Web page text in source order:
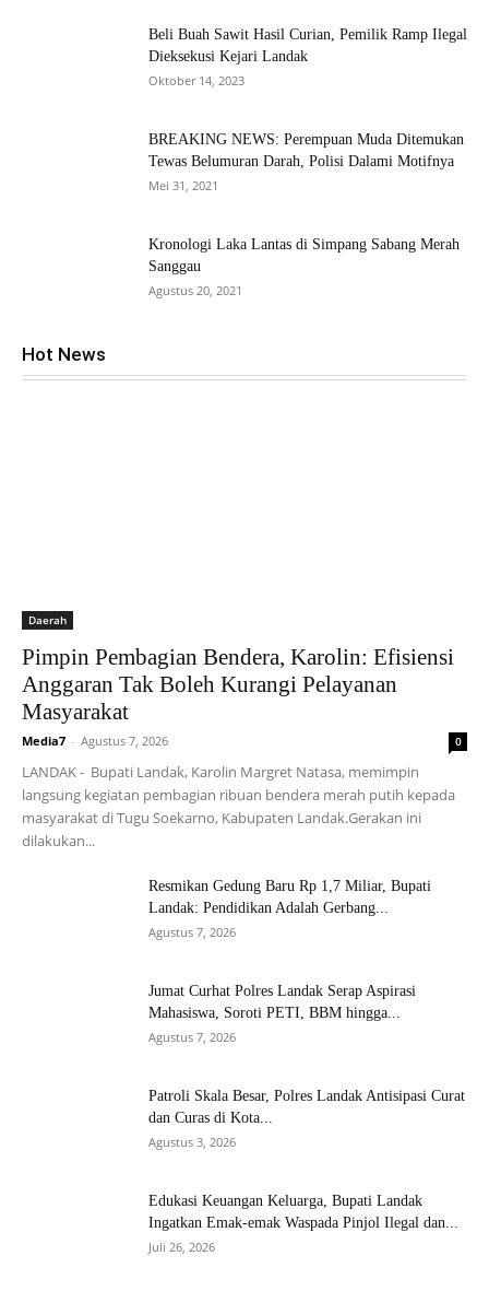
Beli Buah Sawit Hasil Curian, Pemilik Ramp Ilegal
Dieksekusi Kejari Landak
Oktober 14, 2023
BREAKING NEWS: Perempuan Muda Ditemukan
Tewas Belumuran Darah, Polisi Dalami Motifnya
Mei 31, 2021
Kronologi Laka Lantas di Simpang Sabang Merah
Sanggau
Agustus 20, 2021
Hot News
Daerah
Pimpin Pembagian Bendera, Karolin: Efisiensi
Anggaran Tak Boleh Kurangi Pelayanan
Masyarakat
Media7 - Agustus 7, 2026 0
LANDAK - Bupati Landak, Karolin Margret Natasa, memimpin
langsung kegiatan pembagian ribuan bendera merah putih kepada
masyarakat di Tugu Soekarno, Kabupaten Landak.Gerakan ini
dilakukan...
Resmikan Gedung Baru Rp 1,7 Miliar, Bupati
Landak: Pendidikan Adalah Gerbang...
Agustus 7, 2026
Jumat Curhat Polres Landak Serap Aspirasi
Mahasiswa, Soroti PETI, BBM hingga...
Agustus 7, 2026
Patroli Skala Besar, Polres Landak Antisipasi Curat
dan Curas di Kota...
Agustus 3, 2026
Edukasi Keuangan Keluarga, Bupati Landak
Ingatkan Emak-emak Waspada Pinjol Ilegal dan...
Juli 26, 2026